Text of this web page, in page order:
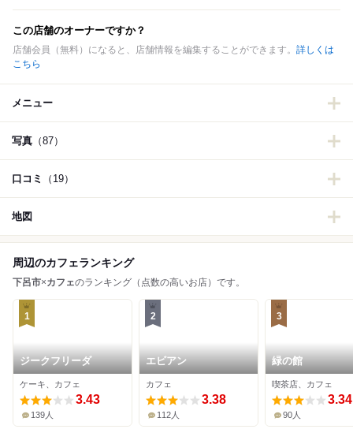
この店舗のオーナーですか？
店舗会員（無料）になると、店舗情報を編集することができます。 詳しくは
こちら
メニュー
写真 （87）
口コミ （19）
地図
周辺のカフェランキング
下呂市×カフェのランキング（点数の高いお店）です。
1
ジークフリーダ
ケーキ、カフェ
3.43
139人
2
エビアン
カフェ
3.38
112人
3
緑の館
喫茶店、カフェ
3.34
90人